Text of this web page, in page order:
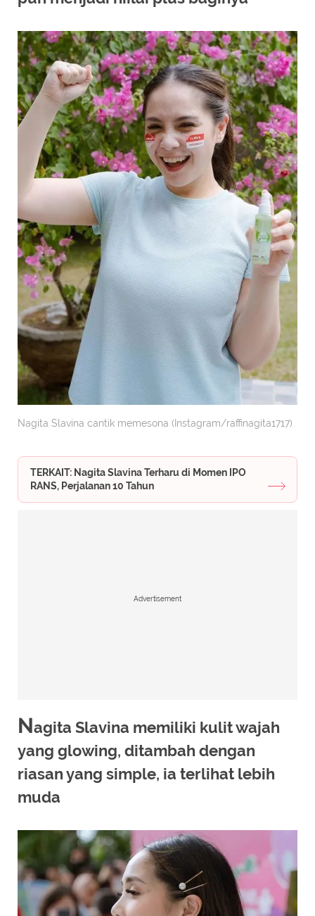
Nagita Slavina cantik memesona (Instagram/raffinagita1717)
TERKAIT: Nagita Slavina Terharu di Momen IPO
RANS, Perjalanan 10 Tahun
Advertisement
Nagita Slavina memiliki kulit wajah
yang glowing, ditambah dengan
riasan yang simple, ia terlihat lebih
muda